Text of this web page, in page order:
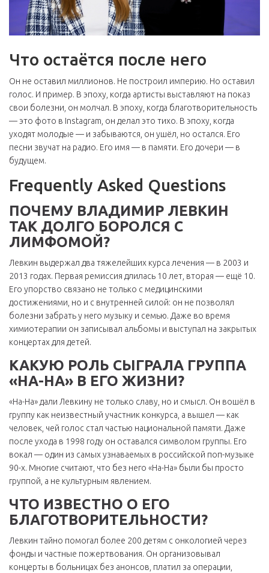
Что остаётся после него
Он не оставил миллионов. Не построил империю. Но оставил
голос. И пример. В эпоху, когда артисты выставляют на показ
свои болезни, он молчал. В эпоху, когда благотворительность
— это фото в Instagram, он делал это тихо. В эпоху, когда
уходят молодые — и забываются, он ушёл, но остался. Его
песни звучат на радио. Его имя — в памяти. Его дочери — в
будущем.
Frequently Asked Questions
ПОЧЕМУ ВЛАДИМИР ЛЕВКИН
ТАК ДОЛГО БОРОЛСЯ С
ЛИМФОМОЙ?
Левкин выдержал два тяжелейших курса лечения — в 2003 и
2013 годах. Первая ремиссия длилась 10 лет, вторая — ещё 10.
Его упорство связано не только с медицинскими
достижениями, но и с внутренней силой: он не позволял
болезни забрать у него музыку и семью. Даже во время
химиотерапии он записывал альбомы и выступал на закрытых
концертах для детей.
КАКУЮ РОЛЬ СЫГРАЛА ГРУППА
«НА-НА» В ЕГО ЖИЗНИ?
«На-На» дали Левкину не только славу, но и смысл. Он вошёл в
группу как неизвестный участник конкурса, а вышел — как
человек, чей голос стал частью национальной памяти. Даже
после ухода в 1998 году он оставался символом группы. Его
вокал — один из самых узнаваемых в российской поп-музыке
90-х. Многие считают, что без него «На-На» были бы просто
группой, а не культурным явлением.
ЧТО ИЗВЕСТНО О ЕГО
БЛАГОТВОРИТЕЛЬНОСТИ?
Левкин тайно помогал более 200 детям с онкологией через
фонды и частные пожертвования. Он организовывал
концерты в больницах без анонсов, платил за операции,